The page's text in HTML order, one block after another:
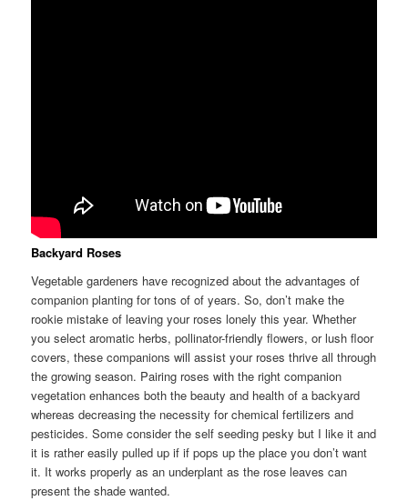
Backyard Roses
Vegetable gardeners have recognized about the advantages of
companion planting for tons of of years. So, don’t make the
rookie mistake of leaving your roses lonely this year. Whether
you select aromatic herbs, pollinator-friendly flowers, or lush floor
covers, these companions will assist your roses thrive all through
the growing season. Pairing roses with the right companion
vegetation enhances both the beauty and health of a backyard
whereas decreasing the necessity for chemical fertilizers and
pesticides. Some consider the self seeding pesky but I like it and
it is rather easily pulled up if if pops up the place you don’t want
it. It works properly as an underplant as the rose leaves can
present the shade wanted.